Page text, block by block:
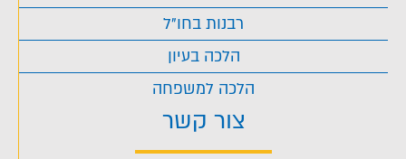
רבנות בחו"ל
הלכה בעיון
הלכה למשפחה
צור קשר